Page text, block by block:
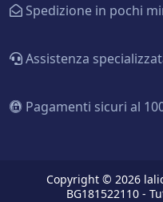
Spedizione in pochi
Assistenza
Pagamenti sicuri al
Copyright © 2026
BG181522110 -